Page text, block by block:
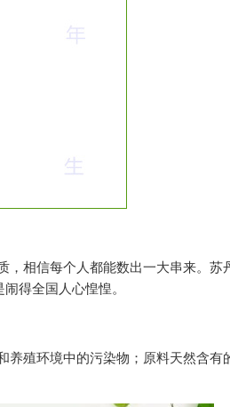
相信每个人都能数出一大串来。苏
得全国人心惶惶。
殖环境中的污染物；原料天然含有